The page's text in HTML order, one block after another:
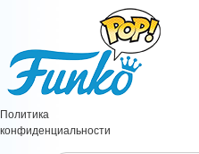
Политика
конфиденциальности